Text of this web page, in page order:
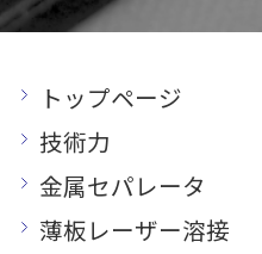
トップページ
技術力
金属セパレータ
薄板レーザー溶接